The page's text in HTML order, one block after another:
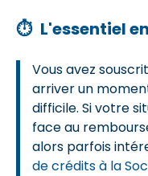
⏱ L'essentiel
Vous avez
arriver un
difficile. Si votre
face au
alors parfois
de crédits à la